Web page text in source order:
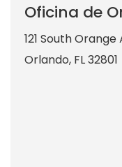
Oficina de
121 South Orange
Orlando, FL32801